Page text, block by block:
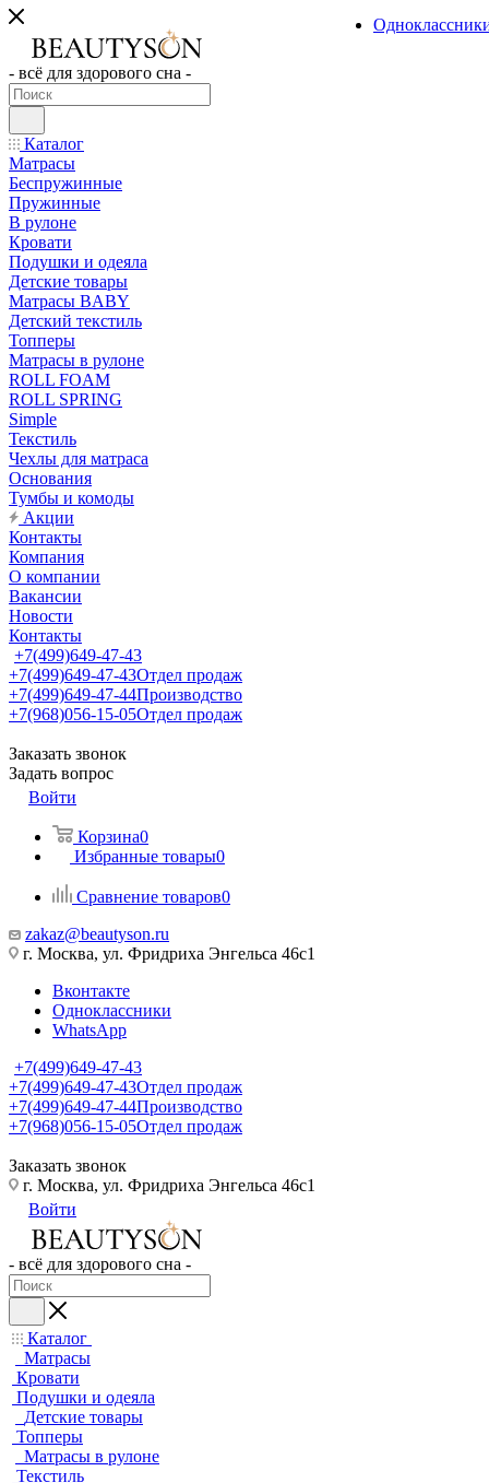
- всё для здорового сна -
Каталог
Матрасы
Беспружинные
Пружинные
В рулоне
Кровати
Подушки и одеяла
Детские товары
Матрасы BABY
Детский текстиль
Топперы
Матрасы в рулоне
ROLL FOAM
ROLL SPRING
Simple
Текстиль
Чехлы для матраса
Основания
Тумбы и комоды
Акции
Контакты
Компания
О компании
Вакансии
Новости
Контакты
+7(499)649-47-43
+7(499)649-47-43Отдел продаж
+7(499)649-47-44Производство
+7(968)056-15-05Отдел продаж
Заказать звонок
Задать вопрос
Войти
Корзина0
Избранные товары0
Сравнение товаров0
zakaz@beautyson.ru
г. Москва, ул. Фридриха Энгельса 46с1
Вконтакте
Одноклассники
WhatsApp
+7(499)649-47-43
+7(499)649-47-43Отдел продаж
+7(499)649-47-44Производство
+7(968)056-15-05Отдел продаж
Заказать звонок
г. Москва, ул. Фридриха Энгельса 46с1
Войти
- всё для здорового сна -
Каталог
Матрасы
Кровати
Подушки и одеяла
Детские товары
Топперы
Матрасы в рулоне
Текстиль